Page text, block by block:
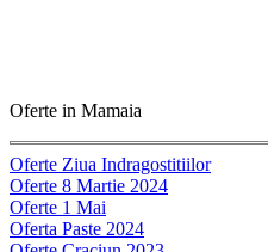
Oferte in Mamaia
Oferte Ziua Indragostitiilor
Oferte 8 Martie 2024
Oferte 1 Mai
Oferta Paste 2024